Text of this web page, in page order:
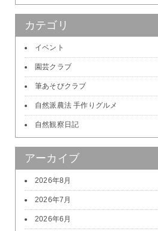
カテゴリ
イベント
園芸クラブ
筆あそびクラブ
自然派農法 手作りグルメ
自然観察日記
アーカイブ
2026年8月
2026年7月
2026年6月